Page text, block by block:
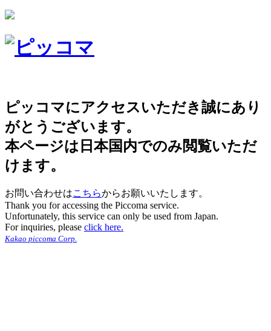
ピッコマにアクセスいただき誠にあり
がとうございます。
本ページは日本国内でのみ閲覧いただ
けます。
お問い合わせはこちらからお願いいたします。
Thank you for accessing the Piccoma service.
Unfortunately, this service can only be used from Japan.
For inquiries, please click here.
Kakao piccoma Corp.